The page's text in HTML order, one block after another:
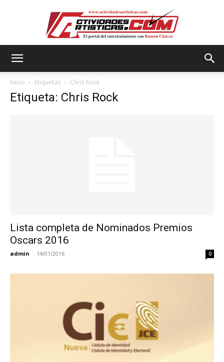
Inicio Etiquetas Chris Rock
Etiqueta: Chris Rock
Lista completa de Nominados Premios
Oscars 2016
admin - 14/01/2016 0